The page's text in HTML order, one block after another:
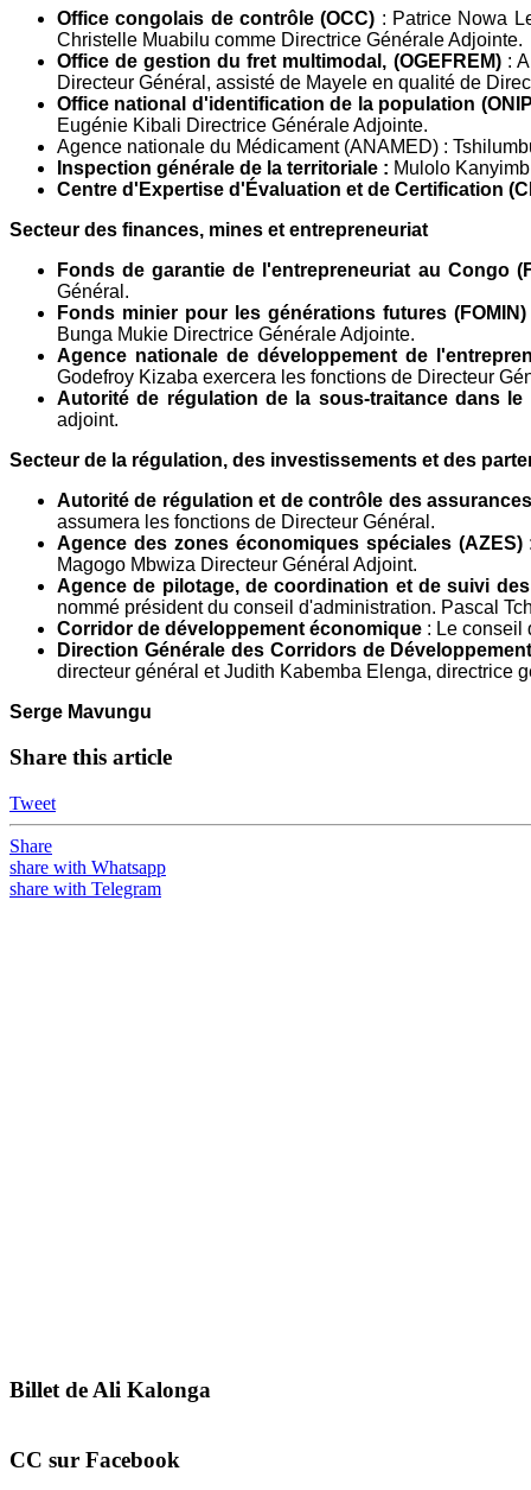
Office congolais de contrôle (OCC) : Patrice Nowa
Christelle Muabilu comme Directrice Générale Adjointe.
Office de gestion du fret multimodal, (OGEFREM):
Directeur Général, assisté de Mayele en qualité de
Office national d'identification de la population
Eugénie Kibali Directrice Générale Adjointe.
Agence nationale du Médicament (ANAMED) :
Inspection générale de la territoriale : Mulolo
Centre d'Expertise d'Évaluation et de Certification
Secteur des finances, mines et entrepreneuriat
Fonds de garantie de l'entrepreneuriat au Congo
Général.
Fonds minier pour les générations futures
Bunga Mukie Directrice Générale Adjointe.
Agence nationale de développement de
Godefroy Kizaba exercera les fonctions de Directeur
Autorité de régulation de la sous-traitance dans le
adjoint.
Secteur de la régulation, des investissements et des
Autorité de régulation et de contrôle des
assumera les fonctions de Directeur Général.
Agence des zones économiques spéciales (AZES)
Magogo Mbwiza Directeur Général Adjoint.
Agence de pilotage, de coordination et de suivi
nommé président du conseil d'administration. Pascal
Corridor de développement économique : Le conseil
Direction Générale des Corridors de
directeur général et Judith Kabemba Elenga, directrice
Serge Mavungu
Share this article
Tweet
Share
share with Whatsapp
share with Telegram
Billet de Ali Kalonga
CC sur Facebook